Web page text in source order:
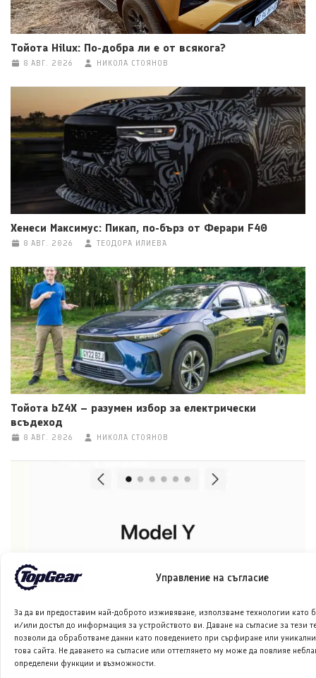
Управление на съгласие
За да ви предоставим най-доброто изживяване, използваме технологии като
и/или достъп до информация за устройството ви. Даване на съгласие за тези
позволи да обработваме данни като поведението при сърфиране или
това сайта. Не даването на съгласие или оттеглянето му може да повлияе
определени функции и възможности.
Тойота Hilux: По-добра ли е от всякога?
8 АВГ. 2026 НИКОЛА СТОЯНОВ
Хенеси Максимус: Пикап, по-бърз от Ферари F40
8 АВГ. 2026 ТЕОДОРА ИЛИЕВА
Тойота bZ4X – разумен избор за електрически
всъдеход
8 АВГ. 2026 НИКОЛА СТОЯНОВ
Y L
8 АВГ. 2026 ГЛОРИЯ ПЪРВАНОВА